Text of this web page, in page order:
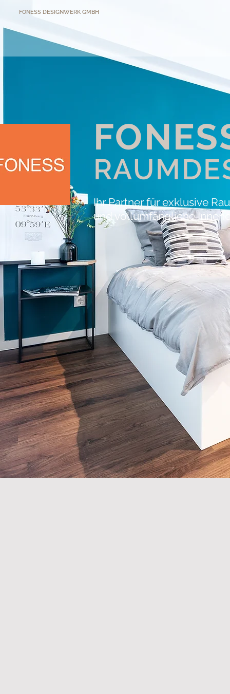
FONESS DESIGNWERK GMBH
Ihr Partner für exklusive
und vollumfängliche